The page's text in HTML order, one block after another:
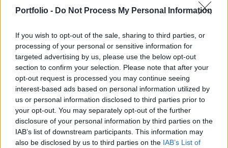
Portfolio - Do Not Process My Personal Information
If you wish to opt-out of the sale, sharing to third parties, or
processing of your personal or sensitive information for
targeted advertising by us, please use the below opt-out
section to confirm your selection. Please note that after your
opt-out request is processed you may continue seeing
interest-based ads based on personal information utilized by
us or personal information disclosed to third parties prior to
your opt-out. You may separately opt-out of the further
disclosure of your personal information by third parties on the
IAB’s list of downstream participants. This information may
also be disclosed by us to third parties on the IAB’s List of
Országos Szövetsége (VOSZ) rendezvényén
pénteken Budapesten - tudósított az MTI.
Orbán Viktor a magyar vállalkozók napja alkalmából tartott
ünnepségen kifejtette, az, hogy 2023-at így kivédték, 2024-
ben jól láthatóan visszatér a növekedés és közben
"egyetlen penny" európai uniós támogatás sem érkezett
Magyarországra, jól mutatja: lehet úgy szervezni a
gazdasági életet, hogy csak saját erőforrásokra vagy piaci
alapon bevont erőforrásokra építik...